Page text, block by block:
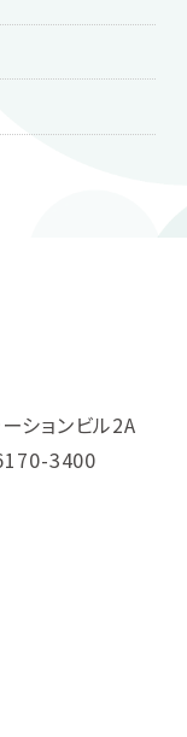
ションビル2A
3400